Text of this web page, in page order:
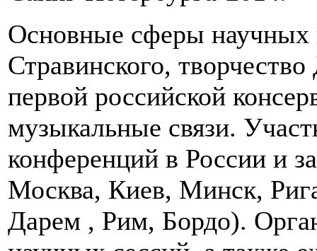
Основные сферы научных
Стравинского,
первой российской
музыкальные связи.
конференций в России и
Москва, Киев, Минск,
Дарем , Рим, Бордо).